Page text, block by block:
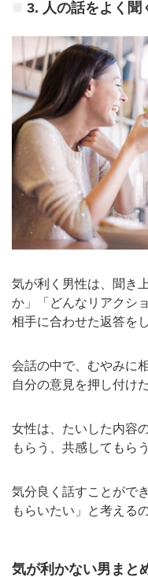
3. 人の話をよく聞
気が利く男性は、聞き
か」「どんなリアクシ
相手に合わせた返答を
会話の中で、むやみに
自分の意見を押し付け
女性は、たいした内容
もらう、共感してもら
気分良く話すことがで
もらいたい」と考える
気が利かない男まと